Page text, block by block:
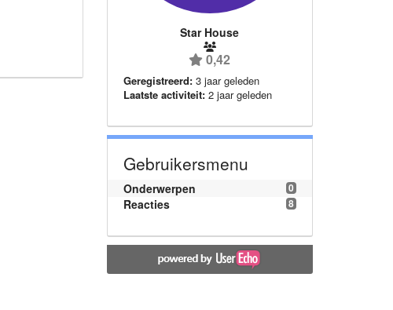
Star House
0,42
Geregistreerd: 3 jaar geleden
Laatste activiteit: 2 jaar geleden
Gebruikersmenu
0
Onderwerpen
8
Reacties